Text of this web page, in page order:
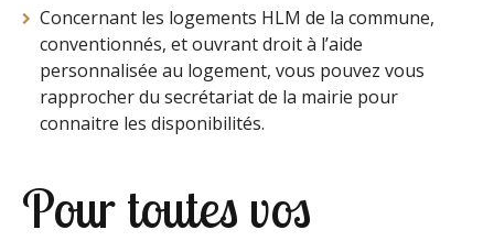
Concernant les logements HLM de la commune,
conventionnés, et ouvrant droit à l’aide
personnalisée au logement, vous pouvez vous
rapprocher du secrétariat de la mairie pour
connaitre les disponibilités.
Pour toutes vos